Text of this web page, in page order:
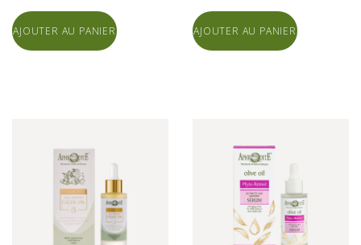
AJOUTER AU PANIER AJOUTER AU PANIER